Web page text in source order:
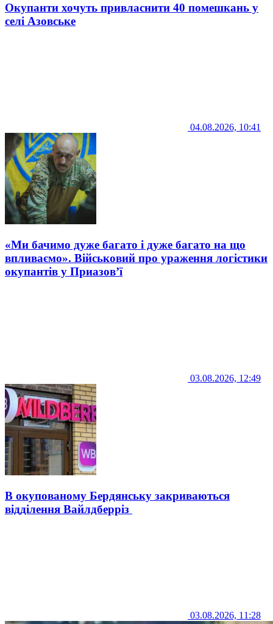
Окупанти хочуть привласнити 40 помешкань у
селі Азовське
04.08.2026, 10:41
«Ми бачимо дуже багато і дуже багато на що
впливаємо». Військовий про ураження логістики
окупантів у Приазов’ї
03.08.2026, 12:49
В окупованому Бердянську закриваються
відділення Вайлдберріз
03.08.2026, 11:28